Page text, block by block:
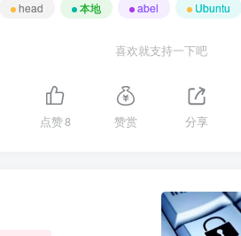
head 本地 abel Ubuntu
喜欢就支持一下吧
点赞8 赞赏 分享